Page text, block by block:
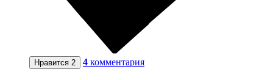
Нравится 2 4 комментария